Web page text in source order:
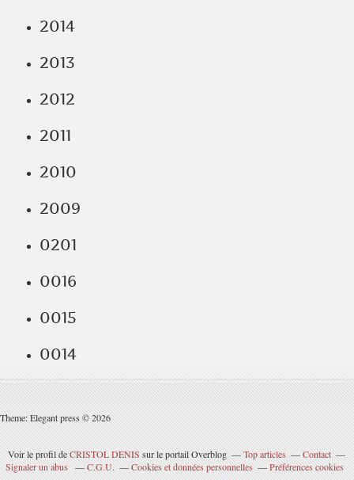
2014
2013
2012
2011
2010
2009
0201
0016
0015
0014
Theme: Elegant press © 2026
Voir le profil deCRISTOL DENIS sur le portail Overblog Top articles
Contact
Signaler un abus
C.G.U. Cookies et données personnelles Préférences cookies